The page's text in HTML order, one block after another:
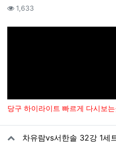
컨텐츠 정보
1,633
당구 하이라이트 빠르게 다시보
관련자료차유람vs서한솔 32강 1세